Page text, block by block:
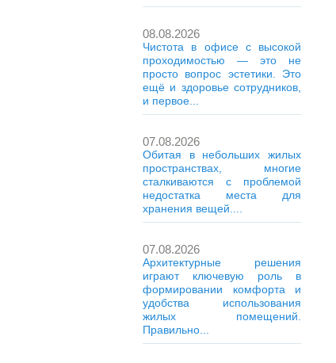
08.08.2026
Чистота в офисе с высокой
проходимостью — это не
просто вопрос эстетики. Это
ещё и здоровье сотрудников,
и первое...
07.08.2026
Обитая в небольших жилых
пространствах, многие
сталкиваются с проблемой
недостатка места для
хранения вещей....
07.08.2026
Архитектурные решения
играют ключевую роль в
формировании комфорта и
удобства использования
жилых помещений.
Правильно...